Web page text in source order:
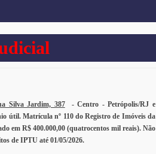
Silva Jardim, 387- Centro - Petrópolis/RJ e
útil. Matrícula nº 110 do Registro de Imóveis da
em R$ 400.000,00 (quatrocentos mil reais). Não
de IPTU até 01/05/2026.